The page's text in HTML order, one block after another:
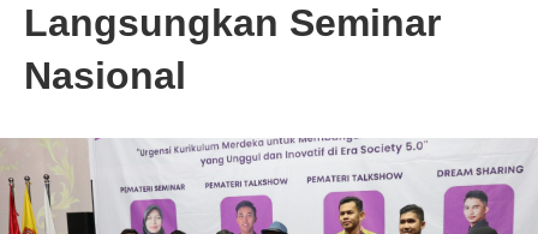
Langsungkan Seminar
Nasional